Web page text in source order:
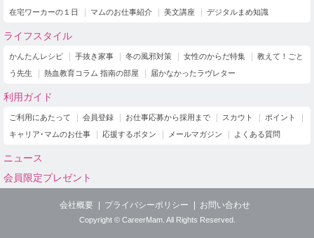
在宅ワーカーの１日
マムのお仕事紹介 美文講座 デジタルまめ知識
ライフスタイル
かんたんレシピ 手抜き家事 冬の風邪対策 女性のからだ特集
教えて！ごと
う先生
熱血教育コラム 指南の部屋 届かなかったラヴレター
利用ガイド
ご利用にあたって 会員登録 お仕事応募から採用まで スカウト
ポイント
キャリア･マムのお仕事
応援するボタン メールマガジン よくある質問
ニュース
会員限定プレゼント
会社概要 プライバシーポリシー お問い合わせ
Copyright © CareerMam. All Rights Reserved.